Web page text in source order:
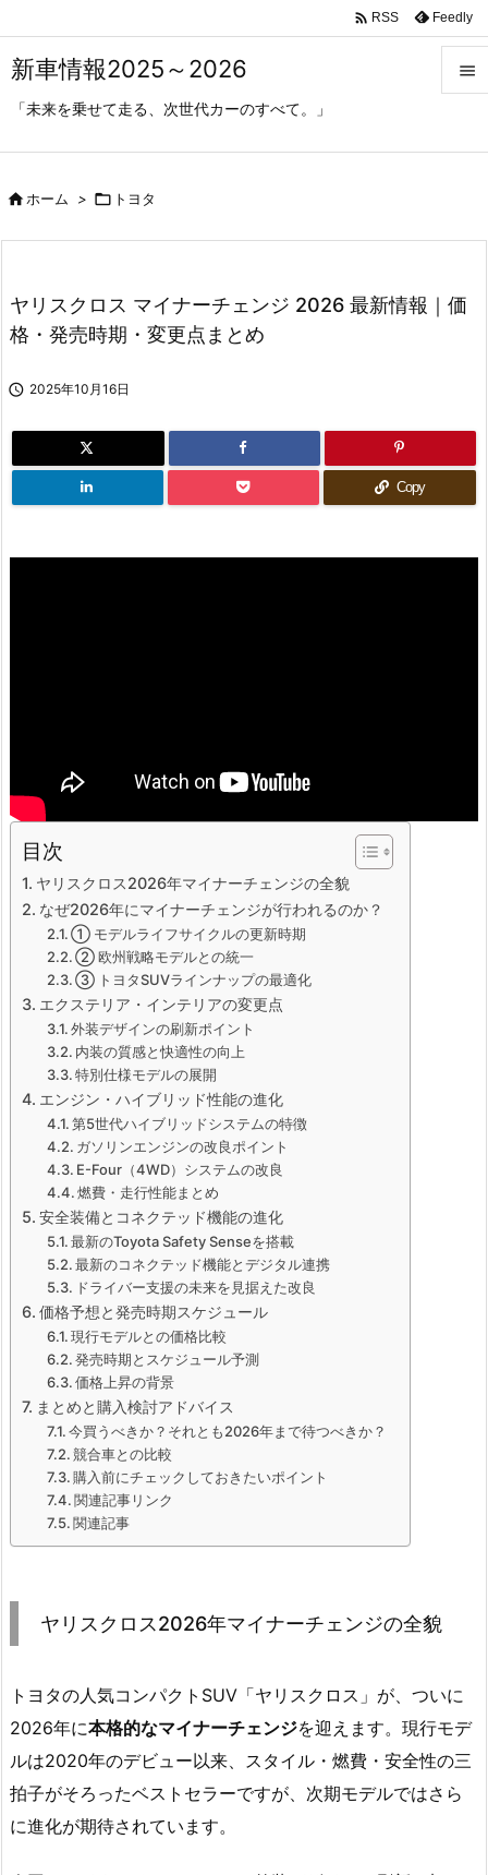
新車情報2025～2026
「未来を乗せて走る、次世代カーのすべて。」

次へ
 RSS Feedly
ホーム >  トヨタ
ヤリスクロス マイナーチェンジ 2026 最新情報｜価
格・発売時期・変更点まとめ
 2025年10月16日
Copy
目次
ヤリスクロス2026年マイナーチェンジの全貌
なぜ2026年にマイナーチェンジが行われるのか？
① モデルライフサイクルの更新時期
② 欧州戦略モデルとの統一
③ トヨタSUVラインナップの最適化
エクステリア・インテリアの変更点
外装デザインの刷新ポイント
内装の質感と快適性の向上
特別仕様モデルの展開
エンジン・ハイブリッド性能の進化
第5世代ハイブリッドシステムの特徴
ガソリンエンジンの改良ポイント
E-Four（4WD）システムの改良
燃費・走行性能まとめ
安全装備とコネクテッド機能の進化
最新のToyota Safety Senseを搭載
最新のコネクテッド機能とデジタル連携
ドライバー支援の未来を見据えた改良
価格予想と発売時期スケジュール
現行モデルとの価格比較
発売時期とスケジュール予測
価格上昇の背景
まとめと購入検討アドバイス
今買うべきか？それとも2026年まで待つべきか？
競合車との比較
購入前にチェックしておきたいポイント
関連記事リンク
関連記事
ヤリスクロス2026年マイナーチェンジの全貌
トヨタの人気コンパクトSUV「ヤリスクロス」が、ついに
2026年に本格的なマイナーチェンジを迎えます。現行モデ
ルは2020年のデビュー以来、スタイル・燃費・安全性の三
拍子がそろったベストセラーですが、次期モデルではさら
に進化が期待されています。